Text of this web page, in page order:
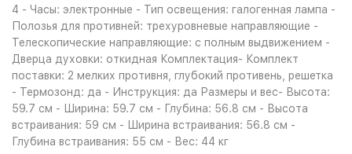
4 - Часы: электронные - Тип освещения: галогенная лампа -
Полозья для противней: трехуровневые направляющие -
Телескопические направляющие: с полным выдвижением -
Дверца духовки: откидная Комплектация- Комплект
поставки: 2 мелких противня, глубокий противень, решетка
- Термозонд: да - Инструкция: да Размеры и вес- Высота:
59.7 см - Ширина: 59.7 см - Глубина: 56.8 см - Высота
встраивания: 59 см - Ширина встраивания: 56.8 см -
Глубина встраивания: 55 см - Вес: 44 кг